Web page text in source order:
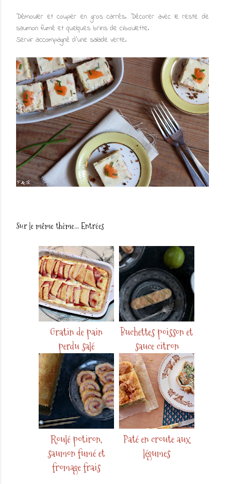
Démouler et couper en gros carrés. Décorer avec le reste de
saumon fumé et quelques brins de ciboulette.
Servir accompagné d'une salade verte.
Sur le même thème... Entrées
Gratin de pain
perdu salé
Buchettes poisson et
sauce citron
Roulé potiron,
saumon fumé et
fromage frais
Paté en croute aux
légumes